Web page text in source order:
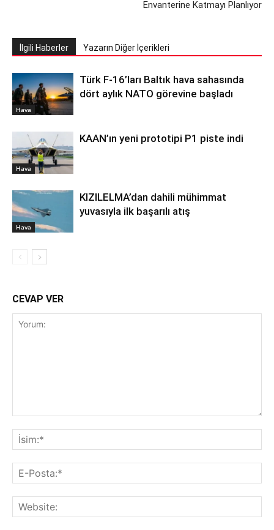
Envanterine Katmayı Planlıyor
İlgili Haberler Yazarın Diğer İçerikleri
Hava
Türk F-16’ları Baltık hava sahasında
dört aylık NATO görevine başladı
Hava
KAAN’ın yeni prototipi P1 piste indi
Hava
KIZILELMA’dan dahili mühimmat
yuvasıyla ilk başarılı atış
CEVAP VER